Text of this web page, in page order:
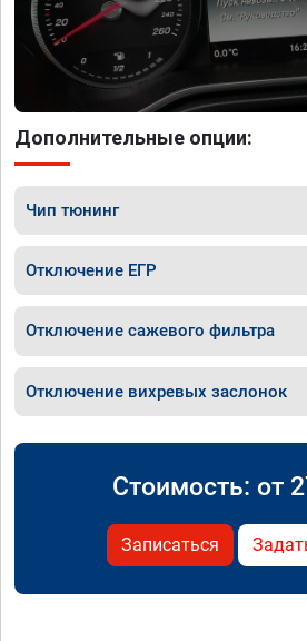
Дополнительные опции:
Чип тюнинг
Отключение ЕГР
Отключение сажевого фильтра
Отключение вихревых заслонок
Стоимость: от
Записаться